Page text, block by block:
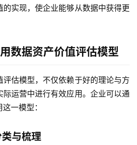
实现，使企业能够从数据中获得更
数据资产价值评估模型
评估模型，不仅依赖于好的理论与方
运营中进行有效应用。企业可以通
一模型：
与梳理